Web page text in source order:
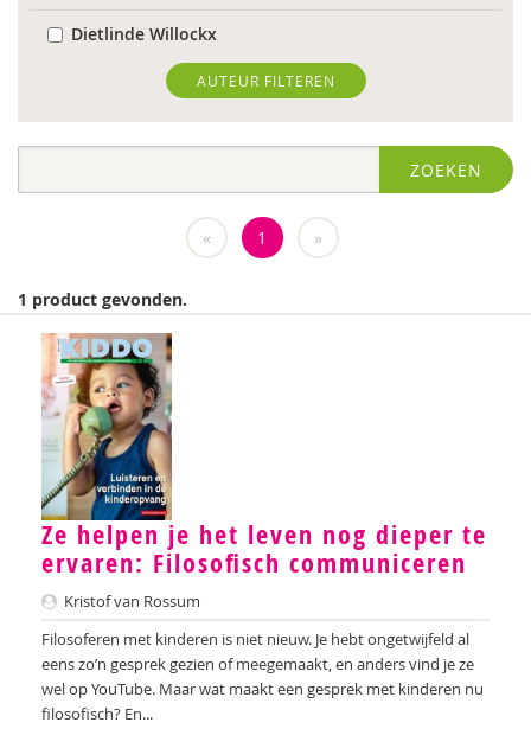
Dietlinde Willockx
Landelijk Kenniscentrum LVB
Respect Foundation
Brenda Abrahamse-Van Beek
Marijke Adema
Ilse Aerden
Pauline van Aken
Evelyn Akkermans
Robbert Almekinders
Teatske Altenburg
Creative Learning and Play
Iris Andriessen
AUTEUR FILTEREN
ZOEKEN
« 1 »
1 product gevonden.
Ze helpen je het leven nog dieper te
ervaren: Filosoﬁsch communiceren
Kristof van Rossum
Filosoferen met kinderen is niet nieuw. Je hebt ongetwijfeld al
eens zo’n gesprek gezien of meegemaakt, en anders vind je ze
wel op YouTube. Maar wat maakt een gesprek met kinderen nu
filosofisch? En...